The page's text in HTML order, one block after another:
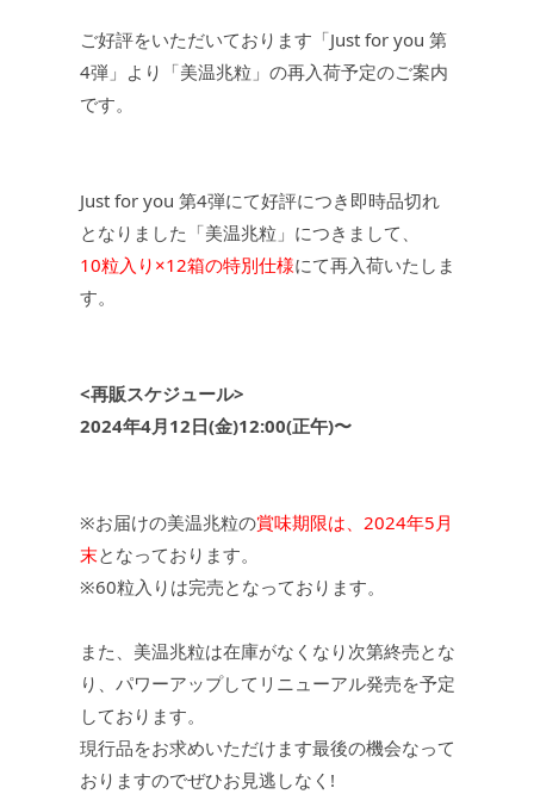
ご好評をいただいております「Just for you 第
4弾」より「美温兆粒」の再入荷予定のご案内
です。
Just for you 第4弾にて好評につき即時品切れ
となりました「美温兆粒」につきまして、
10粒入り×12箱の特別仕様にて再入荷いたしま
す。
<再販スケジュール>
2024年4月12日(金)12:00(正午)〜
※お届けの美温兆粒の賞味期限は、2024年5月
末となっております。
※60粒入りは完売となっております。
また、美温兆粒は在庫がなくなり次第終売とな
り、パワーアップしてリニューアル発売を予定
しております。
現行品をお求めいただけます最後の機会なって
おりますのでぜひお見逃しなく!
TOOL
PERFUME 香水
MEN'S SELECT
OTHER その他